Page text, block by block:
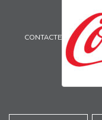
CONTACTE